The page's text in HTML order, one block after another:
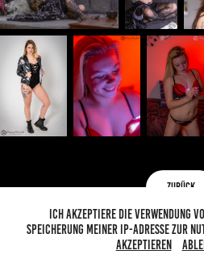
zurück
Portrait-, Event-, Landschafts- und
Ich akzeptiere die Verwendung
Speicherung meiner IP-Adresse zur
Akzeptieren